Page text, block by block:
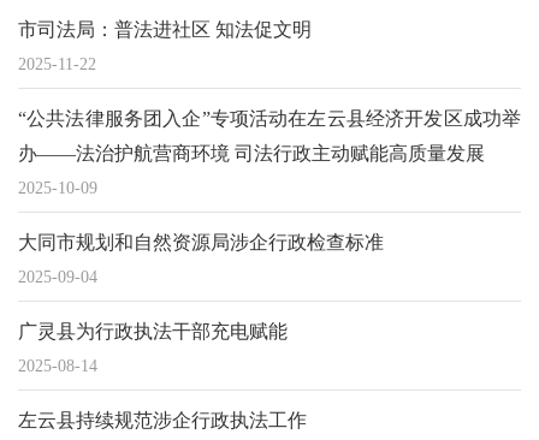
市司法局：普法进社区 知法促文明
2025-11-22
“公共法律服务团入企”专项活动在左云县经济开发区成功举
办——法治护航营商环境 司法行政主动赋能高质量发展
2025-10-09
大同市规划和自然资源局涉企行政检查标准
2025-09-04
广灵县为行政执法干部充电赋能
2025-08-14
左云县持续规范涉企行政执法工作